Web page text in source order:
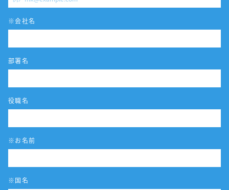
※会社名
部署名
役職名
※お名前
※国名